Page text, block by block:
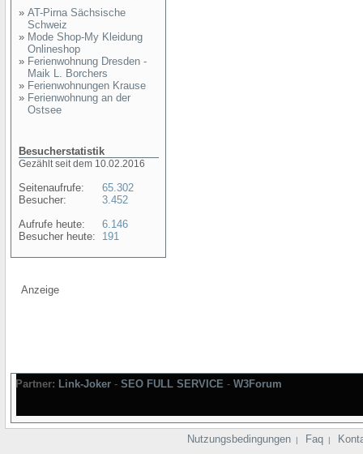
» AT-Pirna Sächsische
Schweiz
» Mode Shop-My Kleidung
Onlineshop
» Ferienwohnung Dresden -
Maik L. Borchers
» Ferienwohnungen Krause
» Ferienwohnung an der
Ostsee
Besucherstatistik
Gezählt seit dem 10.02.2016
Seitenaufrufe:
Besucher:
Aufrufe heute:
Besucher heute:
65.302
3.452
6.146
191
Anzeige
Partner: Link-Joker - SEO FULL SERVICE - W3Forum
Nutzungsbedingungen | Faq |